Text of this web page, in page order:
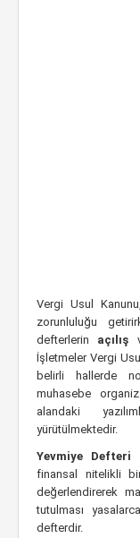
Vergi Usul
zorunluluğu
defterlerin açılış
İşletmeler Vergi
belirli hallerde
muhasebe
alandaki
yürütülmektedir.
Yevmiye Defteri
finansal nitelikli
değerlendirerek
tutulması
defterdir.